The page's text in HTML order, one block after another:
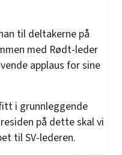
til deltakerne på
med Rødt-leder
applaus for sine
i grunnleggende
på dette skal vi
til SV-lederen.